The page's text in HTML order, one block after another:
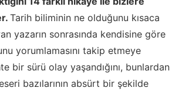
Tarih biliminin ne olduğunu kısaca
yazarın sonrasında kendisine göre
yorumlamasını takip etmeye
bir sürü olay yaşandığını, bunlardan
bazılarının absürt bir şekilde